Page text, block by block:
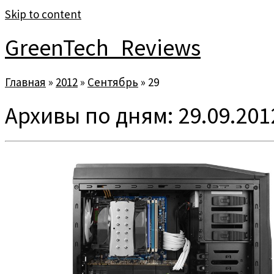
Skip to content
GreenTech_Reviews
Главная » 2012 » Сентябрь » 29
Архивы по дням: